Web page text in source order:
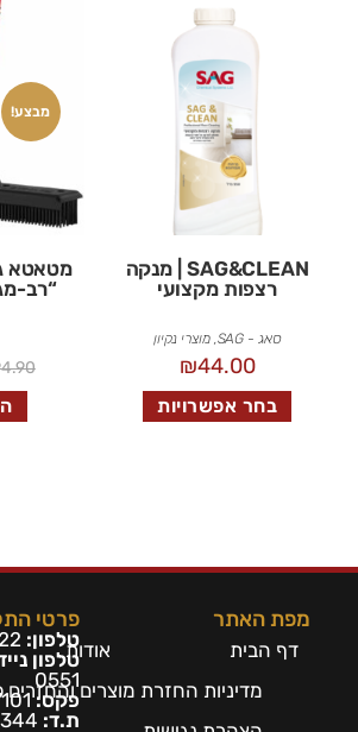
SAG&CLEAN | מנקה
רצפות מקצועי
סאג - SAG ,מוצרי נקיון
₪44.00
בחר אפשרויות
מבצע!
מטאטא
“רב-
מפת האתר
דף הבית
אודות
מדיניות החזרת מוצרים והחזרים
פרטי
טלפון:
טלפון
0551
פקס:08-942-7101
ת.ד: